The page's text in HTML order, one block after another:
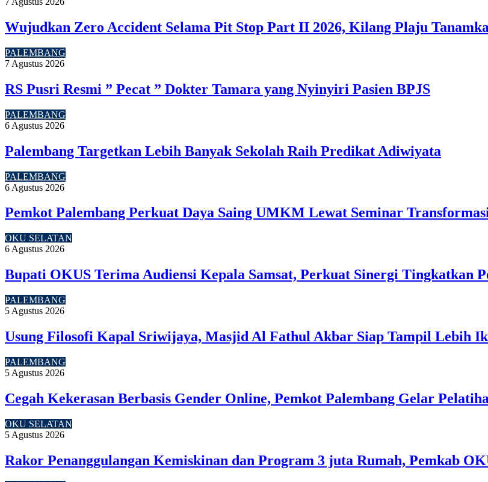
Wujudkan Zero Accident Selama Pit Stop Part II 2026, Kilang Plaju
PALEMBANG
7 Agustus 2026
RS Pusri Resmi ” Pecat ” Dokter Tamara yang Nyinyiri Pasien BPJS
PALEMBANG
6 Agustus 2026
Palembang Targetkan Lebih Banyak Sekolah Raih Predikat Adiwiyata
PALEMBANG
6 Agustus 2026
Pemkot Palembang Perkuat Daya Saing UMKM Lewat Seminar
OKU SELATAN
6 Agustus 2026
Bupati OKUS Terima Audiensi Kepala Samsat, Perkuat Sinergi Tingkatkan
PALEMBANG
5 Agustus 2026
Usung Filosofi Kapal Sriwijaya, Masjid Al Fathul Akbar Siap Tampil Lebih
PALEMBANG
5 Agustus 2026
Cegah Kekerasan Berbasis Gender Online, Pemkot Palembang Gelar
OKU SELATAN
5 Agustus 2026
Rakor Penanggulangan Kemiskinan dan Program 3 juta Rumah, Pemkab